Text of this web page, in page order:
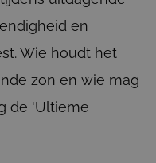
en
Wie houdt het
zon en wie mag
de 'Ultieme